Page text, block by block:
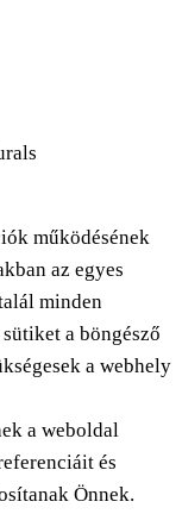
működésének
az egyes
minden
a böngésző
a webhely
a weboldal
és
Önnek.